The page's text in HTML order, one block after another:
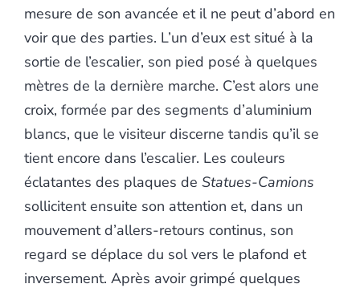
mesure de son avancée et il ne peut d’abord en
voir que des parties. L’un d’eux est situé à la
sortie de l’escalier, son pied posé à quelques
mètres de la dernière marche. C’est alors une
croix, formée par des segments d’aluminium
blancs, que le visiteur discerne tandis qu’il se
tient encore dans l’escalier. Les couleurs
éclatantes des plaques de Statues-Camions
sollicitent ensuite son attention et, dans un
mouvement d’allers-retours continus, son
regard se déplace du sol vers le plafond et
inversement. Après avoir grimpé quelques